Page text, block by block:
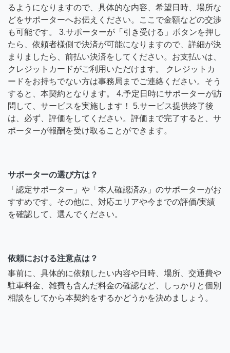
るようになりますので、具体的な内容、希望日時、場所な
どをサポーターへお伝えください。ここで金額などの交渉
も可能です。 3.サポーターが「引き受ける」ボタンを押し
たら、依頼者様側で決済が可能になりますので、詳細が決
まりましたら、前払い決済をしてください。お支払いは、
クレジットカードがご利用いただけます。 クレジットカ
ードをお持ちでない方は事務局までご連絡ください。そう
すると、本契約となります。 4.予定日時にサポーターが訪
問して、サービスを実施します！ 5.サービス提供終了後
は、必ず、評価をしてください。評価まで完了すると、サ
ポーターが報酬を受け取ることができます。
サポーターの選び方は？
「認定サポーター」や「本人確認済み」のサポーターがお
すすめです。その他に、対応エリアや今までの評価/実績
を確認して、選んでください。
依頼における注意点は？
事前に、具体的に依頼したい内容や日時、場所、交通費や
駐車料金、雑費も含んだ料金の確認など、しっかりと個別
相談をしてから本契約をするかどうかを決めましょう。